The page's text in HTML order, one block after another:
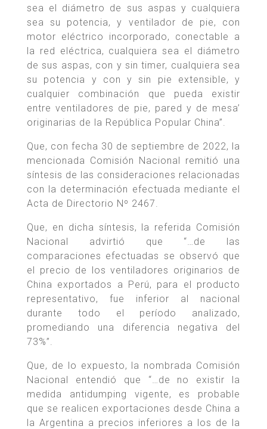
sea el diámetro de sus aspas y cualquiera
sea su potencia, y ventilador de pie, con
motor eléctrico incorporado, conectable a
la red eléctrica, cualquiera sea el diámetro
de sus aspas, con y sin timer, cualquiera sea
su potencia y con y sin pie extensible, y
cualquier combinación que pueda existir
entre ventiladores de pie, pared y de mesa’
originarias de la República Popular China”.
Que, con fecha 30 de septiembre de 2022, la
mencionada Comisión Nacional remitió una
síntesis de las consideraciones relacionadas
con la determinación efectuada mediante el
Acta de Directorio Nº 2467.
Que, en dicha síntesis, la referida Comisión
Nacional advirtió que “…de las
comparaciones efectuadas se observó que
el precio de los ventiladores originarios de
China exportados a Perú, para el producto
representativo, fue inferior al nacional
durante todo el período analizado,
promediando una diferencia negativa del
73%”.
Que, de lo expuesto, la nombrada Comisión
Nacional entendió que “…de no existir la
medida antidumping vigente, es probable
que se realicen exportaciones desde China a
la Argentina a precios inferiores a los de la